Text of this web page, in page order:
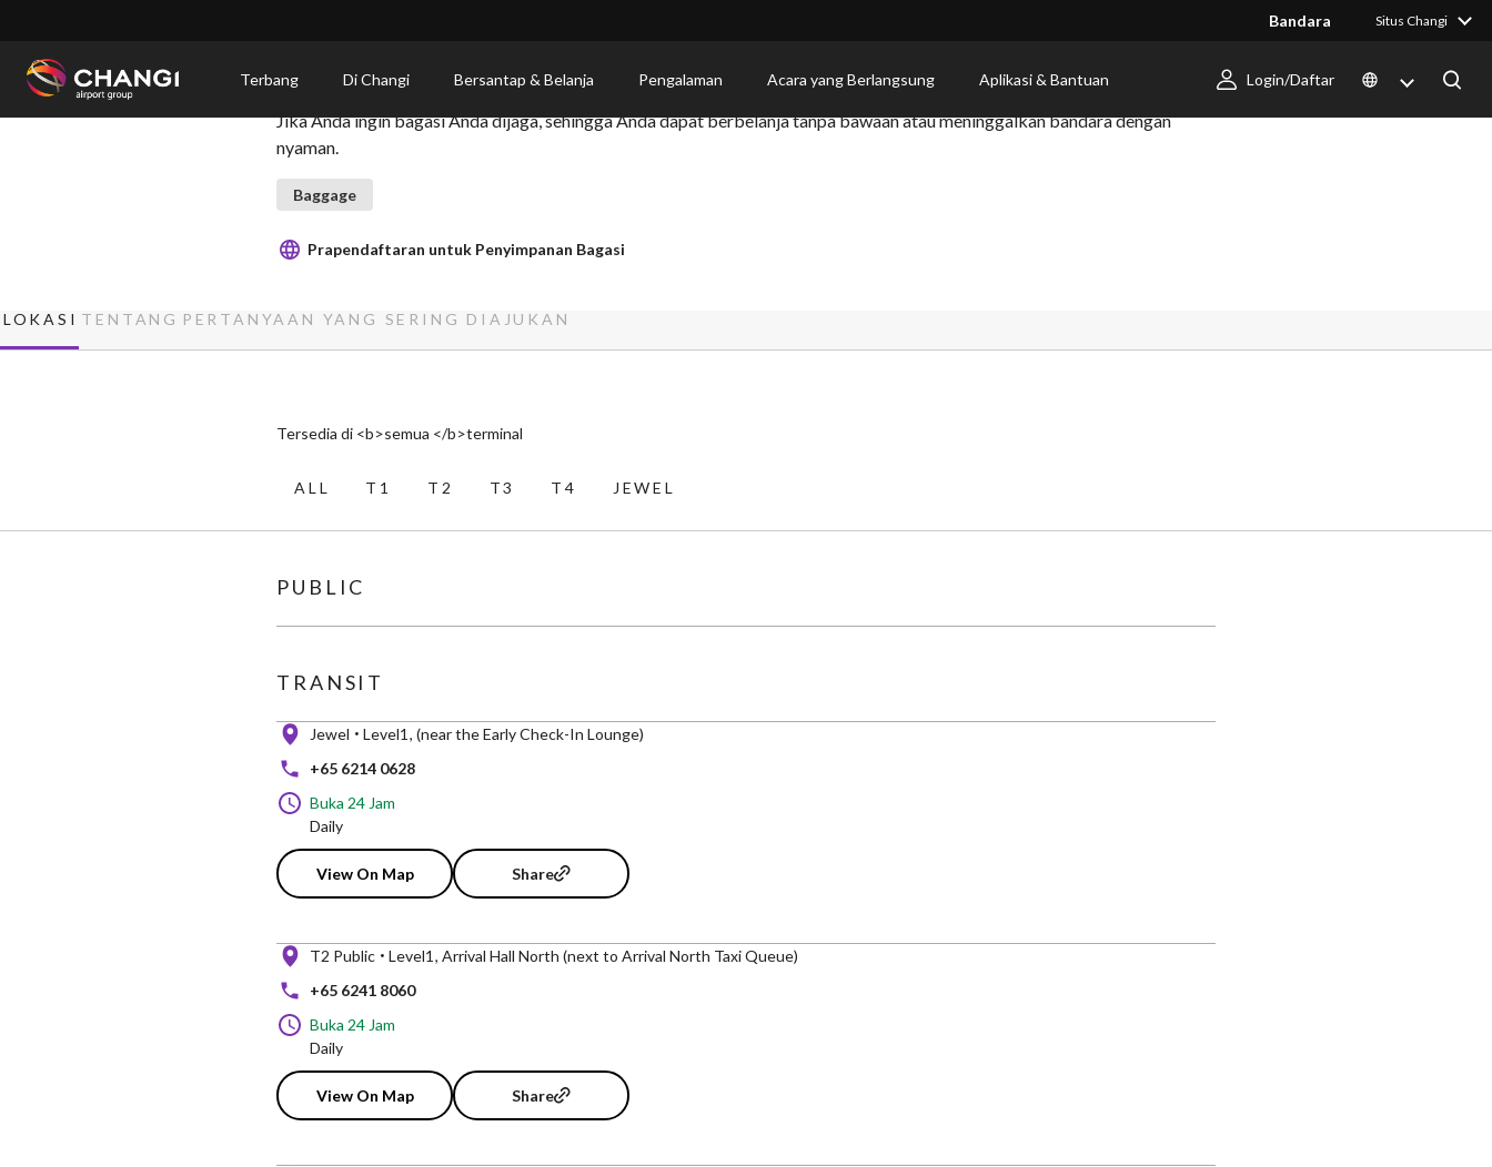
Bandara Situs Changi
Terbang Di Changi Bersantap & Belanja Pengalaman Acara yang Berlangsung Aplikasi & Bantuan Login/Daftar
Penyimpanan Bagasi oleh Smarte Carte
Jika Anda ingin bagasi Anda dijaga, sehingga Anda dapat berbelanja tanpa bawaan atau meninggalkan bandara dengan
nyaman.
Baggage
Prapendaftaran untuk Penyimpanan Bagasi
LOKASI TENTANG PERTANYAAN YANG SERING DIAJUKAN
Tersedia di <b>semua </b>terminal
ALL T1 T2 T3 T4 JEWEL
PUBLIC
TRANSIT
Jewel Level1 (near the Early Check-In Lounge)
+65 6214 0628
Buka 24 Jam
Daily
View On Map Share
T2 Public Level1 Arrival Hall North (next to Arrival North Taxi Queue)
+65 6241 8060
Buka 24 Jam
Daily
View On Map Share